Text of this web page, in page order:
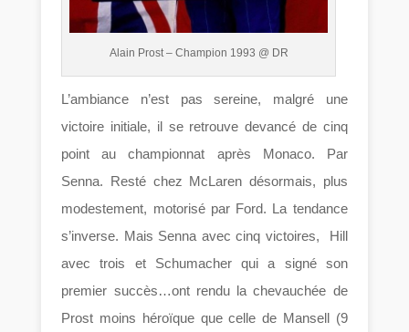
Alain Prost – Champion 1993 @ DR
L’ambiance n’est pas sereine, malgré une
victoire initiale, il se retrouve devancé de cinq
point au championnat après Monaco. Par
Senna. Resté chez McLaren désormais, plus
modestement, motorisé par Ford. La tendance
s’inverse. Mais Senna avec cinq victoires, Hill
avec trois et Schumacher qui a signé son
premier succès…ont rendu la chevauchée de
Prost moins héroïque que celle de Mansell (9